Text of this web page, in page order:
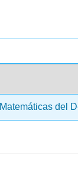
Matemáticas del